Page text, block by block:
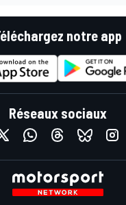
notre app
Réseaux sociaux